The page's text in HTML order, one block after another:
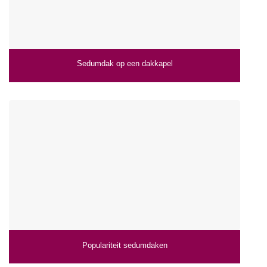
Sedumdak op een dakkapel
Populariteit sedumdaken